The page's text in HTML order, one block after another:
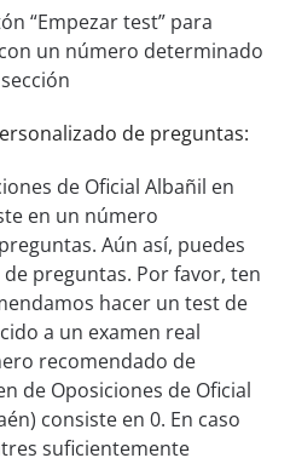
“Empezar test” para
un número determinado
de preguntas:
de Oficial Albañil en
en un número
Aún así, puedes
preguntas. Por favor, ten
hacer un test de
a un examen real
recomendado de
de Oposiciones de Oficial
consiste en 0. En caso
suficientemente